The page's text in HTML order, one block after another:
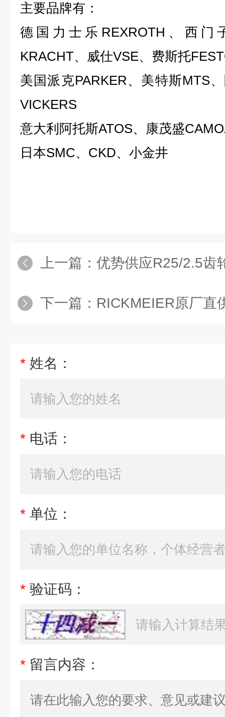
主要品牌有：
德国力士乐REXROTH、西 门
KRACHT、威仕VSE、费斯托
美国派克PARKER、 美特斯MTS、
VICKERS
意大利阿托斯ATOS、康茂盛
日本SMC、CKD、小金井
上一篇： 优势供应R25/2.5齿
下一篇： RICKMEIER原厂直
* 姓名：
* 电话：
* 单位：
* 验证码：
* 留言内容：